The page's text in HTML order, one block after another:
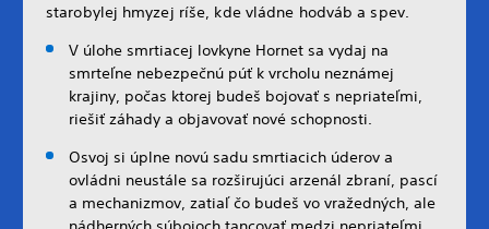
starobylej hmyzej ríše, kde vládne hodváb a spev.
V úlohe smrtiacej lovkyne Hornet sa vydaj na
smrteľne nebezpečnú púť k vrcholu neznámej
krajiny, počas ktorej budeš bojovať s nepriateľmi,
riešiť záhady a objavovať nové schopnosti.
Osvoj si úplne novú sadu smrtiacich úderov a
ovládni neustále sa rozširujúci arzenál zbraní, pascí
a mechanizmov, zatiaľ čo budeš vo vražedných, ale